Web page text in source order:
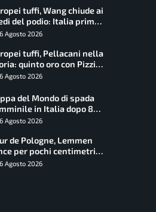
tuffi, Wang chiude ai
del podio: Italia prima
medagliere
6 Agosto 2026
tuffi, Pellacani nella
quinto oro con Pizzini
sincro da 3 metri
6 Agosto 2026
del Mondo di spada
in Italia dopo 8
Alberta Santuccio: “Il
6 Agosto 2026
de Pologne, Lemmen
per pochi centimetri
maxi-caduta e
6 Agosto 2026